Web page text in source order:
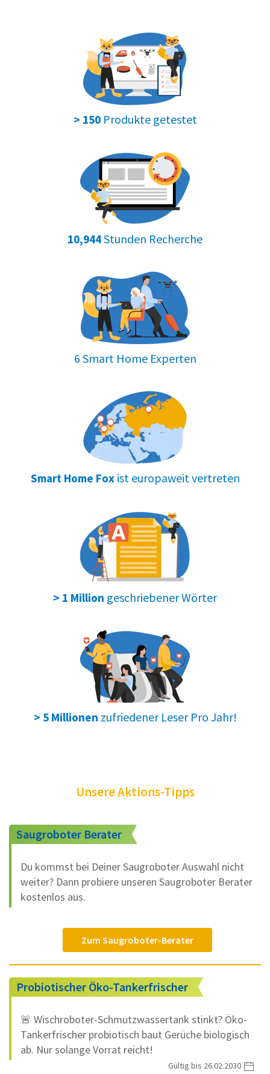
> 150Produkte getestet
10,944Stunden Recherche
6 Smart Home Experten
Smart Home Foxist europaweit vertreten
> 1 Million geschriebener Wörter
> 5 Millionen zufriedener Leser Pro Jahr!
Unsere Aktions-Tipps
Saugroboter Berater
Du kommst bei Deiner Saugroboter Auswahl nicht
weiter? Dann probiere unseren Saugroboter Berater
kostenlos aus.
Zum Saugroboter-Berater
Probiotischer Öko-Tankerfrischer
🚨 Wischroboter-Schmutzwassertank stinkt? Öko-
Tankerfrischer probiotisch baut Gerüche biologisch
ab. Nur solange Vorrat reicht!
Gültig bis 26.02.2030